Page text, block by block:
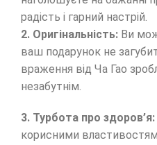
радість і гарний настрій.
2. Оригінальність: Ви
ваш подарунок не
враження від Ча Гао
незабутнім.
3. Турбота про здоров’я:
корисними